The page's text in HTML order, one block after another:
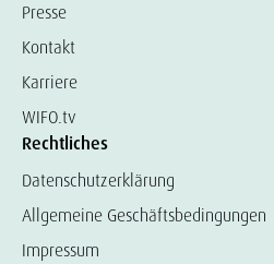
Presse
Kontakt
Karriere
WIFO.tv
Rechtliches
Datenschutzerklärung
Allgemeine Geschäftsbedingungen
Impressum